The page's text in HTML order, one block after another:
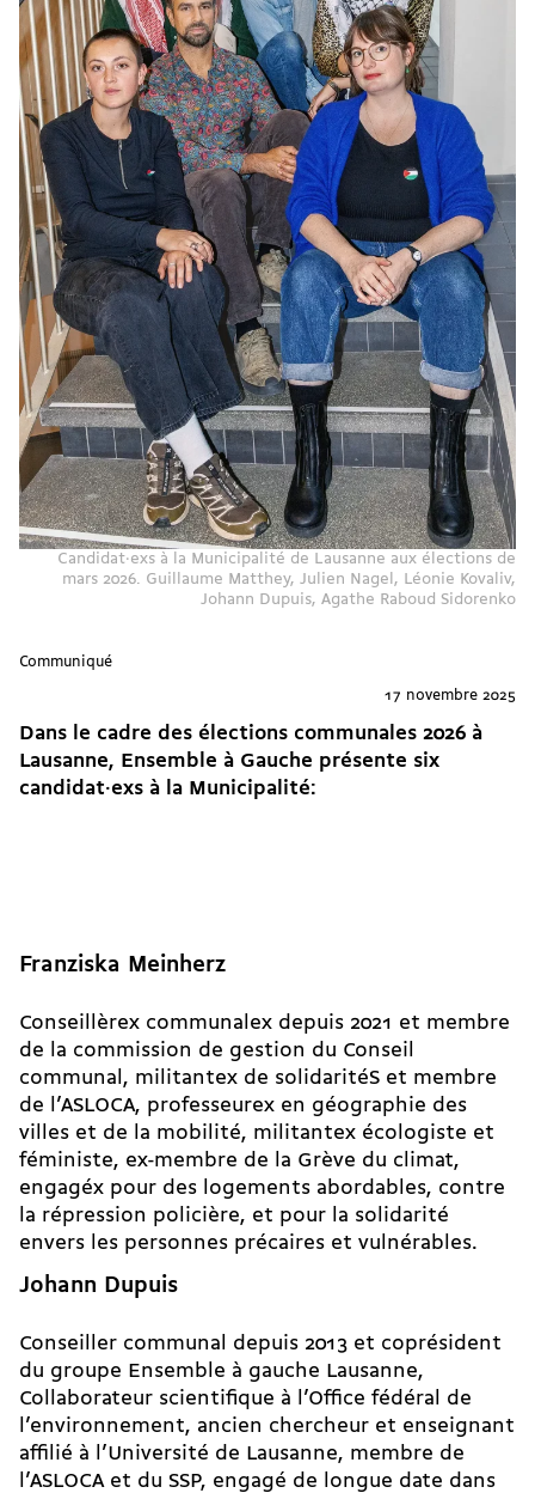
Candidat·exs à la Municipalité de Lausanne aux élections de
mars 2026. Guillaume Matthey, Julien Nagel, Léonie Kovaliv,
Johann Dupuis, Agathe Raboud Sidorenko
Communiqué
17 novembre 2025
Dans le cadre des élections communales 2026 à
Lausanne, Ensemble à Gauche présente six
candidat·exs à la Municipalité:
Franziska Meinherz
Conseillèrex communalex depuis 2021 et membre
de la commission de gestion du Conseil
communal, militantex de solidaritéS et membre
de l’ASLOCA, professeurex en géographie des
villes et de la mobilité, militantex écologiste et
féministe, ex-membre de la Grève du climat,
engagéx pour des logements abordables, contre
la répression policière, et pour la solidarité
envers les personnes précaires et vulnérables.
Johann Dupuis
Conseiller communal depuis 2013 et coprésident
du groupe Ensemble à gauche Lausanne,
Collaborateur scientifique à l’Office fédéral de
l’environnement, ancien chercheur et enseignant
affilié à l’Université de Lausanne, membre de
l’ASLOCA et du SSP, engagé de longue date dans